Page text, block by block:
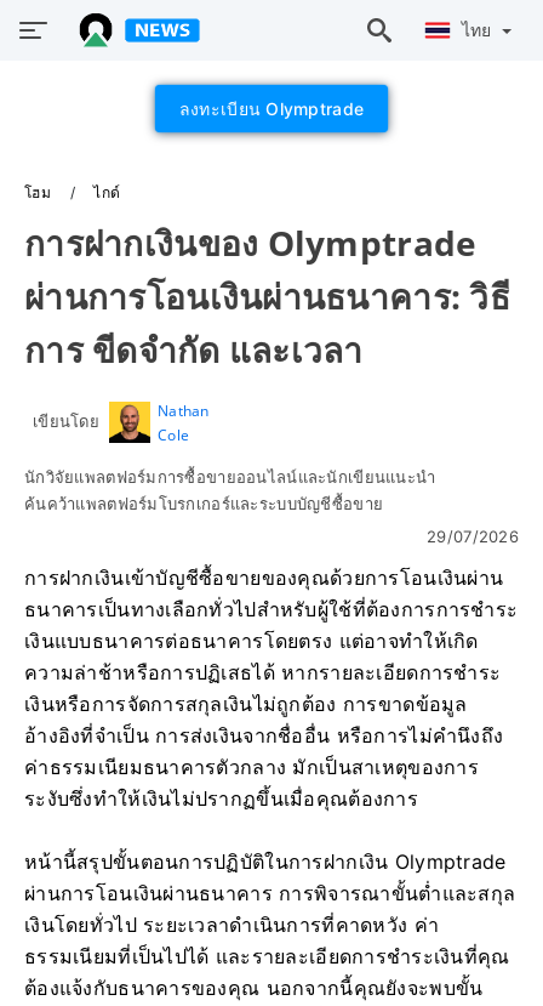
ไทย
ลงทะเบียน Olymptrade
โฮม ไกด์
การฝากเงินของ Olymptrade
ผ่านการโอนเงินผ่านธนาคาร: วิธี
การ ขีดจำกัด และเวลา
เขียนโดย
Nathan
Cole
นักวิจัยแพลตฟอร์มการซื้อขายออนไลน์และนักเขียนแนะนำ
ค้นคว้าแพลตฟอร์มโบรกเกอร์และระบบบัญชีซื้อขาย
29/07/2026
การฝากเงินเข้าบัญชีซื้อขายของคุณด้วยการโอนเงินผ่าน
ธนาคารเป็นทางเลือกทั่วไปสำหรับผู้ใช้ที่ต้องการการชำระ
เงินแบบธนาคารต่อธนาคารโดยตรง แต่อาจทำให้เกิด
ความล่าช้าหรือการปฏิเสธได้ หากรายละเอียดการชำระ
เงินหรือการจัดการสกุลเงินไม่ถูกต้อง การขาดข้อมูล
อ้างอิงที่จำเป็น การส่งเงินจากชื่ออื่น หรือการไม่คำนึงถึง
ค่าธรรมเนียมธนาคารตัวกลาง มักเป็นสาเหตุของการ
ระงับซึ่งทำให้เงินไม่ปรากฏขึ้นเมื่อคุณต้องการ
หน้านี้สรุปขั้นตอนการปฏิบัติในการฝากเงิน Olymptrade
ผ่านการโอนเงินผ่านธนาคาร การพิจารณาขั้นต่ำและสกุล
เงินโดยทั่วไป ระยะเวลาดำเนินการที่คาดหวัง ค่า
ธรรมเนียมที่เป็นไปได้ และรายละเอียดการชำระเงินที่คุณ
ต้องแจ้งกับธนาคารของคุณ นอกจากนี้คุณยังจะพบขั้น